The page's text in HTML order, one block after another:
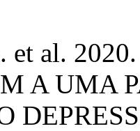
et al.
A UMA